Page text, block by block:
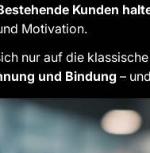
Kunden
Motivation.
nur auf die
und Bindung –